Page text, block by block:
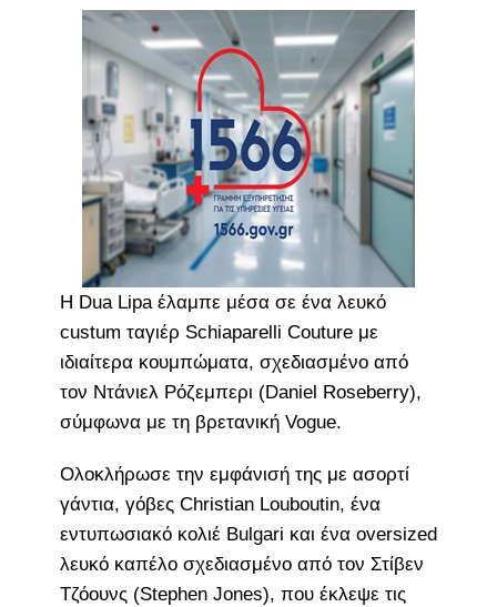
Η Dua Lipa έλαμπε μέσα σε ένα λευκό
custum ταγιέρ Schiaparelli Couture με
ιδιαίτερα κουμπώματα, σχεδιασμένο από
τον Ντάνιελ Ρόζεμπερι (Daniel Roseberry),
σύμφωνα με τη βρετανική Vogue.
Ολοκλήρωσε την εμφάνισή της με ασορτί
γάντια, γόβες Christian Louboutin, ένα
εντυπωσιακό κολιέ Bulgari και ένα oversized
λευκό καπέλο σχεδιασμένο από τον Στίβεν
Τζόουνς (Stephen Jones), που έκλεψε τις